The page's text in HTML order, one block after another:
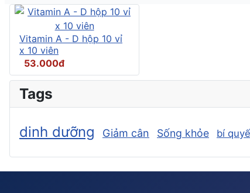
Vitamin A - D hộp 10 vỉ
x 10 viên
53.000đ
Tags
dinh dưỡng Giảm cân Sống khỏe bí